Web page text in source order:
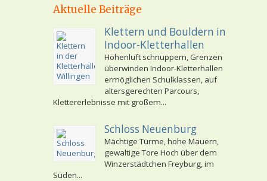
Aktuelle Beiträge
Klettern und Bouldern in
Indoor-Kletterhallen
Höhenluft schnuppern, Grenzen
überwinden Indoor-Kletterhallen
ermöglichen Schulklassen, auf
altersgerechten Parcours,
Klettererlebnisse mit großem...
Schloss Neuenburg
Mächtige Türme, hohe Mauern,
gewaltige Tore Hoch über dem
Winzerstädtchen Freyburg, im
Süden...